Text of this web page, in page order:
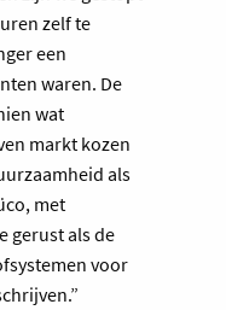
zelf te
een
waren. De
wat
markt kozen
als
met
gerust als de
voor